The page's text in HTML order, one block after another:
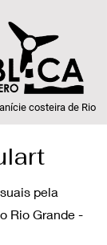
costeira de Rio
pela
Rio Grande -